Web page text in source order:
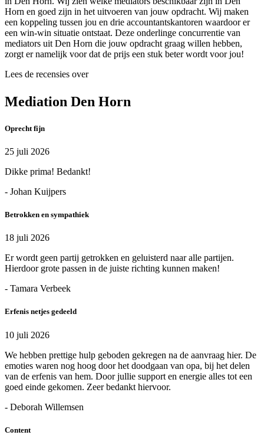
Horn en goed zijn in het uitvoeren van jouw opdracht. Wij maken
een koppeling tussen jou en drie accountantskantoren waardoor er
een win-win situatie ontstaat. Deze onderlinge concurrentie van
mediators uit Den Horn die jouw opdracht graag willen hebben,
zorgt er namelijk voor dat de prijs een stuk beter wordt voor jou!
Lees de recensies over
Mediation Den Horn
Oprecht fijn
25 juli 2026
Dikke prima! Bedankt!
- Johan Kuijpers
Betrokken en sympathiek
18 juli 2026
Er wordt geen partij getrokken en geluisterd naar alle partijen.
Hierdoor grote passen in de juiste richting kunnen maken!
- Tamara Verbeek
Erfenis netjes gedeeld
10 juli 2026
We hebben prettige hulp geboden gekregen na de aanvraag hier. De
emoties waren nog hoog door het doodgaan van opa, bij het delen
van de erfenis van hem. Door jullie support en energie alles tot een
goed einde gekomen. Zeer bedankt hiervoor.
- Deborah Willemsen
Content